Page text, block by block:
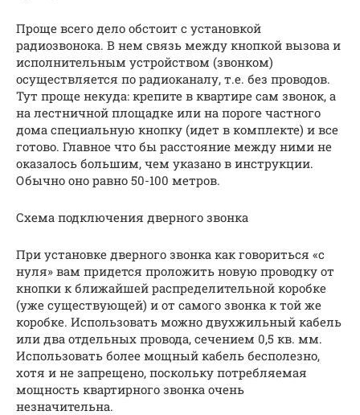
Проще всего дело обстоит с установкой
радиозвонока. В нем связь между кнопкой вызова и
исполнительным устройством (звонком)
осуществляется по радиоканалу, т.е. без проводов.
Тут проще некуда: крепите в квартире сам звонок, а
на лестничной площадке или на пороге частного
дома специальную кнопку (идет в комплекте) и все
готово. Главное что бы расстояние между ними не
оказалось большим, чем указано в инструкции.
Обычно оно равно 50-100 метров.
Схема подключения дверного звонка
При установке дверного звонка как говориться «с
нуля» вам придется проложить новую проводку от
кнопки к ближайшей распределительной коробке
(уже существующей) и от самого звонка к той же
коробке. Использовать можно двухжильный кабель
или два отдельных провода, сечением 0,5 кв. мм.
Использовать более мощный кабель бесполезно,
хотя и не запрещено, поскольку потребляемая
мощность квартирного звонка очень
незначительна.